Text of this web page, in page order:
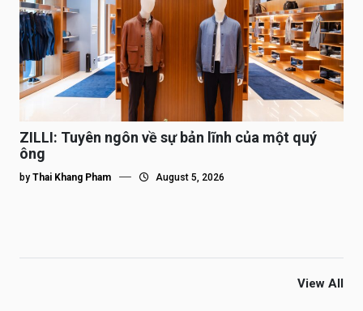
ZILLI: Tuyên ngôn về sự bản lĩnh của một quý
ông
by Thai Khang Pham August 5, 2026
View All